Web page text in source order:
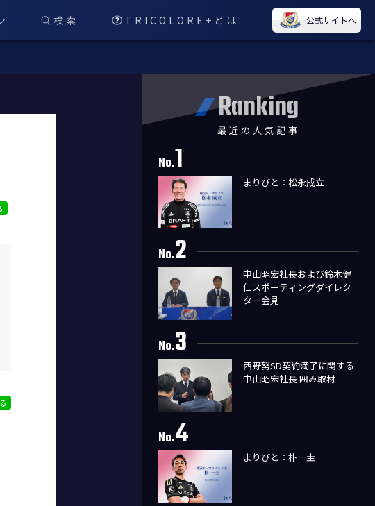
検索 TRICOLORE+とは 公式サイトへ
Ranking
最近の人気記事
No.1
まりびと：松永成立
No.2
中山昭宏社長および鈴木健
仁スポーティングダイレク
ター会見
No.3
西野努SD契約満了に関する
中山昭宏社長 囲み取材
No.4
まりびと：朴一圭